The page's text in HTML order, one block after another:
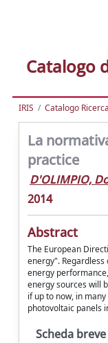
Catalogo
IRIS Catalogo
La
practice
D'OLIMPIO,
2014
Abstract
The European
energy".
energy
energy sources will
if up to now, in
photovoltaic panels
Scheda breve